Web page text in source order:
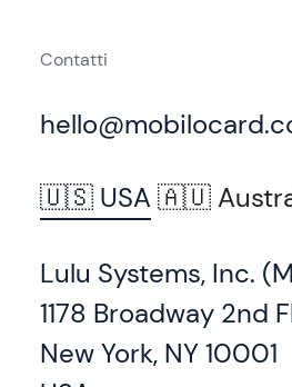
Contatti
🇺🇸 USA 🇦🇺
Lulu Systems, Inc.
1178 Broadway 2nd
New York, NY 10001